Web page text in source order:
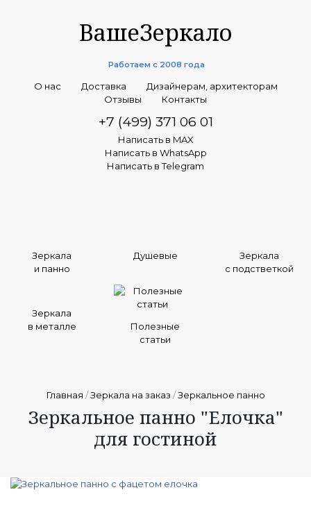
ВашеЗеркало
Работаем с 2008 года
О нас Доставка
Дизайнерам, архитекторам
Отзывы
Контакты
+7 (499) 371 06 01
Написать в MAX
Написать в WhatsApp
Написать в Telegram
Зеркала
и панно
Душевые
Зеркала
с подстветкой
Зеркала
в металле
Полезные
статьи
Главная /Зеркала на заказ /Зеркальное панно
Зеркальное панно "Елочка"
для гостиной